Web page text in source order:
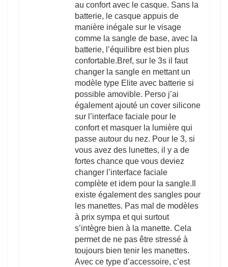
au confort avec le casque. Sans la
batterie, le casque appuis de
manière inégale sur le visage
comme la sangle de base, avec la
batterie, l’équilibre est bien plus
confortable.Bref, sur le 3s il faut
changer la sangle en mettant un
modèle type Elite avec batterie si
possible amovible. Perso j’ai
également ajouté un cover silicone
sur l’interface faciale pour le
confort et masquer la lumière qui
passe autour du nez. Pour le 3, si
vous avez des lunettes, il y a de
fortes chance que vous deviez
changer l’interface faciale
complète et idem pour la sangle.Il
existe également des sangles pour
les manettes. Pas mal de modèles
à prix sympa et qui surtout
s’intègre bien à la manette. Cela
permet de ne pas être stressé à
toujours bien tenir les manettes.
Avec ce type d’accessoire, c’est